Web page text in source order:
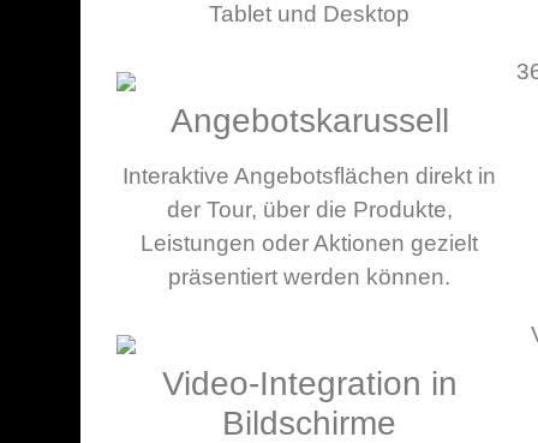
Tablet und Desktop
Angebotskarussell
Interaktive Angebotsflächen direkt in
der Tour, über die Produkte,
Leistungen oder Aktionen gezielt
präsentiert werden können.
Video-Integration in
Bildschirme